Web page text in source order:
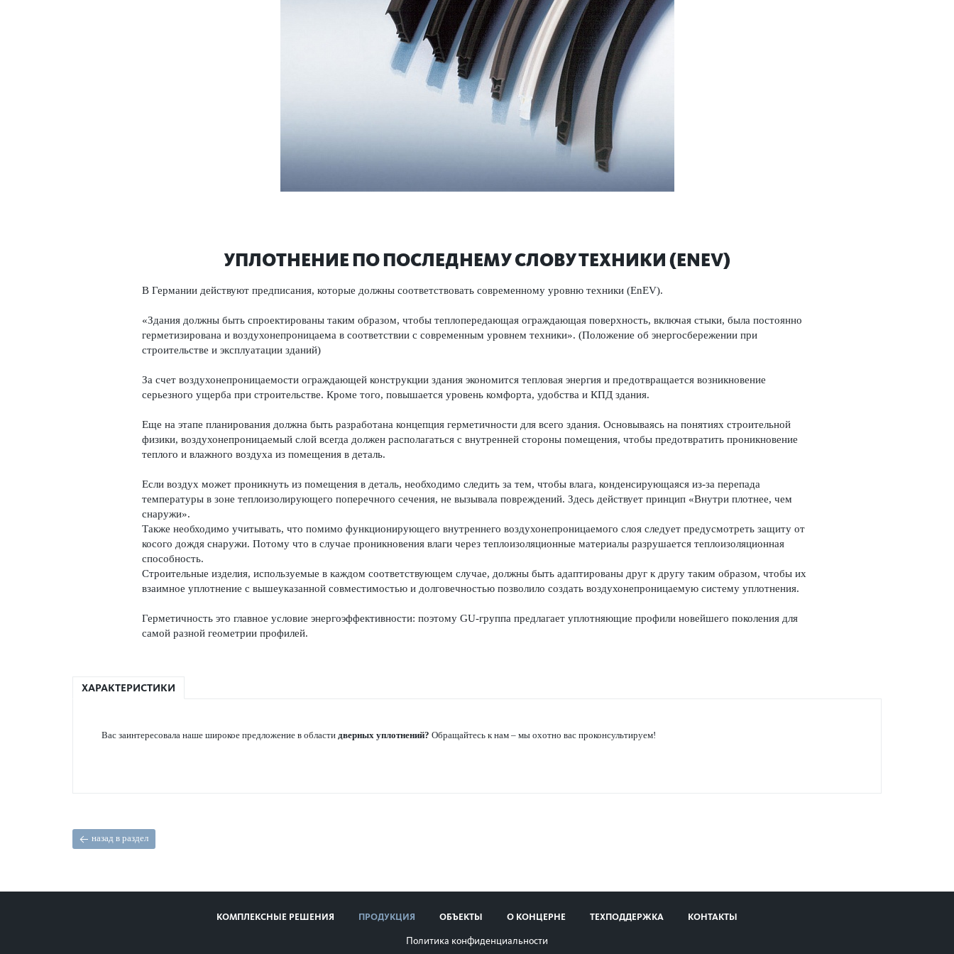
УПЛОТНЕНИЕ ПО ПОСЛЕДНЕМУ СЛОВУ ТЕХНИКИ (ENEV)
В Германии действуют предписания, которые должны соответствовать современному уровню техники (EnEV).
«Здания должны быть спроектированы таким образом, чтобы теплопередающая ограждающая поверхность, включая стыки, была постоянно
герметизирована и воздухонепроницаема в соответствии с современным уровнем техники». (Положение об энергосбережении при
строительстве и эксплуатации зданий)
За счет воздухонепроницаемости ограждающей конструкции здания экономится тепловая энергия и предотвращается возникновение
серьезного ущерба при строительстве. Кроме того, повышается уровень комфорта, удобства и КПД здания.
Еще на этапе планирования должна быть разработана концепция герметичности для всего здания. Основываясь на понятиях строительной
физики, воздухонепроницаемый слой всегда должен располагаться с внутренней стороны помещения, чтобы предотвратить проникновение
теплого и влажного воздуха из помещения в деталь.
Если воздух может проникнуть из помещения в деталь, необходимо следить за тем, чтобы влага, конденсирующаяся из-за перепада
температуры в зоне теплоизолирующего поперечного сечения, не вызывала повреждений. Здесь действует принцип «Внутри плотнее, чем
снаружи».
Также необходимо учитывать, что помимо функционирующего внутреннего воздухонепроницаемого слоя следует предусмотреть защиту от
косого дождя снаружи. Потому что в случае проникновения влаги через теплоизоляционные материалы разрушается теплоизоляционная
способность.
Строительные изделия, используемые в каждом соответствующем случае, должны быть адаптированы друг к другу таким образом, чтобы их
взаимное уплотнение с вышеуказанной совместимостью и долговечностью позволило создать воздухонепроницаемую систему уплотнения.
Гермет­ичность это главное условие энергоэффективности: поэтому GU-группа предлагает уплотняющие профили новейшего пок­о­л­ения для
самой разной геометрии профилей.
ХАРАКТЕРИСТИКИ
Вас заинтер­ес­овала наше широкое предложение в области дверных уплотнений? Обращайтесь к нам – мы охотно вас про­консультируем!
назад в раздел
КОМПЛЕКСНЫЕ РЕШЕНИЯ ПРОДУКЦИЯ ОБЪЕКТЫ О КОНЦЕРНЕ ТЕХПОДДЕРЖКА КОНТАКТЫ
Политика конфиденциальности